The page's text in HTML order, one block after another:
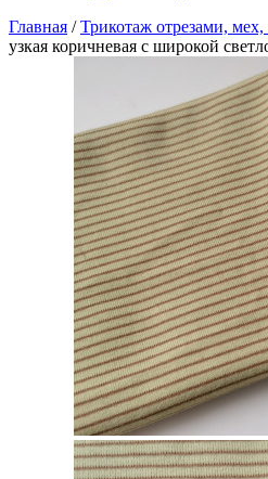
Главная /Трикотаж отрезами,
узкая коричневая с широкой